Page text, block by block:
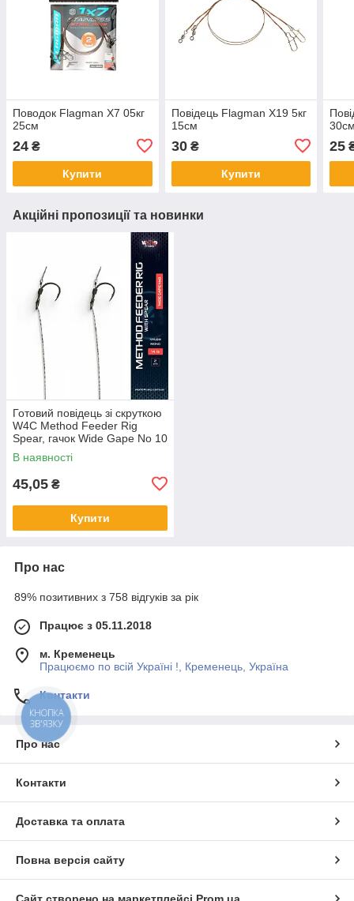
Поводок Flagman X7 05кг
25см
24 ₴
Купити
Повідець Flagman X19 5кг
15см
30₴
Купити
25
Акційні пропозиції та новинки
Готовий повідець зі скруткою
W4C Method Feeder Rig
Spear, гачок Wide Gape No 10
В наявності
45,05 ₴
Купити
Про нас
89% позитивних з 758 відгуків за рік
Працює з 05.11.2018
м. Кременець
Працюємо по всій Україні !, Кременець, Україна
Контакти
Про нас
Контакти
Доставка та оплата
Повна версія сайту
КНОПКА
ЗВ'ЯЗКУ